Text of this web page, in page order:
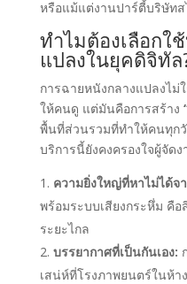
หรือแม้แต่งานปาร์ตี้บริษัทส
ทำไมต้องเลือกใ
แปลงในยุคดิจิทัล
การฉายหนังกลางแปลงไ
ให้คนดู แต่มันคือการสร้าง
พื้นที่ส่วนรวมที่ทำให้คนทุก
บริการนี้ยังคงครองใจผู้จัดง
ความยิ่งใหญ่ที่หาไม่ได้จ
พร้อมระบบเสียงกระหึ่ม คื
ระยะไกล
บรรยากาศที่เป็นกันเอง:
เสน่ห์ที่โรงภาพยนตร์ในห้า